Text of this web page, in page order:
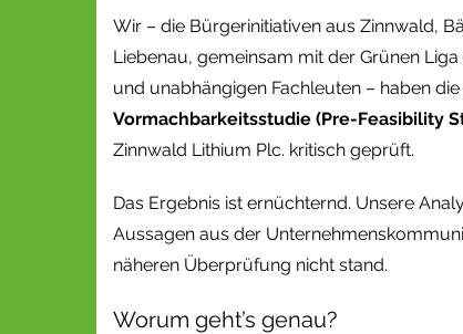
Wir – die Bürgerinitiativen aus Zinnwald,
Liebenau, gemeinsam mit der Grünen Liga
und unabhängigen Fachleuten – haben
Vormachbarkeitsstudie (Pre-Feasibility
Zinnwald Lithium Plc. kritisch geprüft.
Das Ergebnis ist ernüchternd. Unsere
Aussagen aus der
näheren Überprüfung nicht stand.
Worum geht’s genau?